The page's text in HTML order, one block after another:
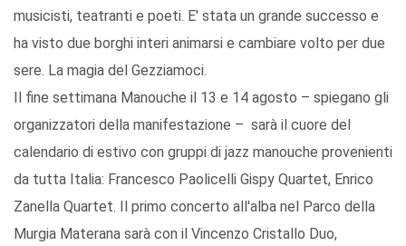
musicisti, teatranti e poeti. E' stata un grande successo e
ha visto due borghi interi animarsi e cambiare volto per due
sere. La magia del Gezziamoci.
Il fine settimana Manouche il 13 e 14 agosto – spiegano gli
organizzatori della manifestazione – sarà il cuore del
calendario di estivo con gruppi di jazz manouche provenienti
da tutta Italia: Francesco Paolicelli Gispy Quartet, Enrico
Zanella Quartet. Il primo concerto all'alba nel Parco della
Murgia Materana sarà con il Vincenzo Cristallo Duo,